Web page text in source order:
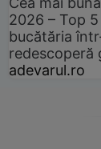
2026 – Top
bucătăria
redescoperă
adevarul.ro